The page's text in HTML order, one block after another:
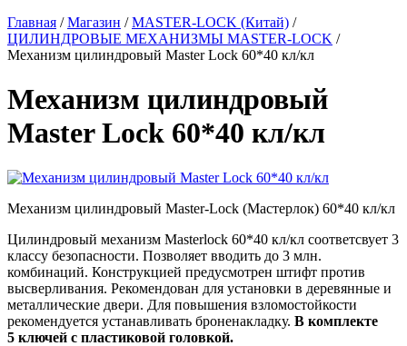
Главная /Магазин /MASTER-LOCK (Китай) /
ЦИЛИНДРОВЫЕ МЕХАНИЗМЫ MASTER-LOCK /
Механизм цилиндровый Master Lock 60*40 кл/кл
Механизм цилиндровый
Master Lock 60*40 кл/кл
Механизм цилиндровый Master-Lock (Мастерлок) 60*40 кл/кл
Цилиндровый механизм Masterlock 60*40 кл/кл соответсвует 3
классу безопасности. Позволяет вводить до 3 млн.
комбинаций. Конструкцией предусмотрен штифт против
высверливания. Рекомендован для установки в деревянные и
металлические двери. Для повышения взломостойкости
рекомендуется устанавливать броненакладку. В комплекте
5 ключей с пластиковой головкой.